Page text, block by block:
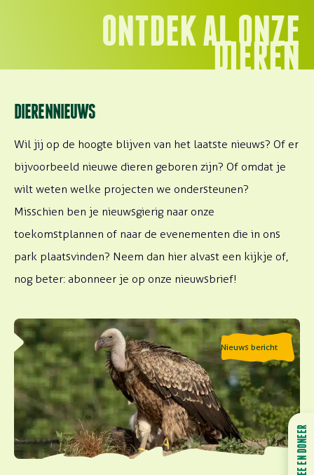
ONTDEK AL ONZE
DIEREN
DIERENNIEUWS
Wil jij op de hoogte blijven van het laatste nieuws? Of er
bijvoorbeeld nieuwe dieren geboren zijn? Of omdat je
wilt weten welke projecten we ondersteunen?
Misschien ben je nieuwsgierig naar onze
toekomstplannen of naar de evenementen die in ons
park plaatsvinden? Neem dan hier alvast een kijkje of,
nog beter: abonneer je op onze nieuwsbrief!
Nieuws bericht
Lees meer over Gierendag 2026